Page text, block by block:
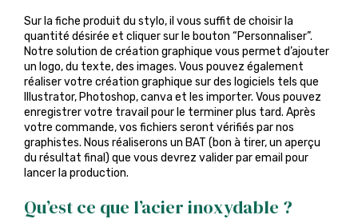
Sur la fiche produit du stylo, il vous suffit de choisir la
quantité désirée et cliquer sur le bouton “Personnaliser”.
Notre solution de création graphique vous permet d’ajouter
un logo, du texte, des images. Vous pouvez également
réaliser votre création graphique sur des logiciels tels que
Illustrator, Photoshop, canva et les importer. Vous pouvez
enregistrer votre travail pour le terminer plus tard. Après
votre commande, vos fichiers seront vérifiés par nos
graphistes. Nous réaliserons un BAT (bon à tirer, un aperçu
du résultat final) que vous devrez valider par email pour
lancer la production.
Qu’est ce que l’acier inoxydable ?